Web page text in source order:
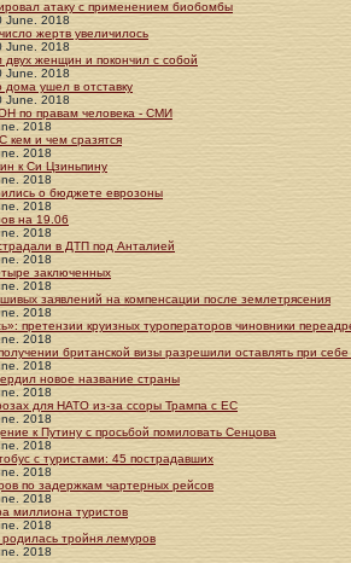
атаку с применением биобомбы
June. 2018
жертв увеличилось
June. 2018
женщин и покончил с собой
June. 2018
дома ушел в отставку
June. 2018
по правам человека - СМИ
2018
кем и чем сразятся
2018
к Си Цзиньпину
2018
о бюджете еврозоны
2018
на 19.06
2018
в ДТП под Анталией
2018
заключенных
2018
заявлений на компенсации после землетрясения
2018
претензии круизных туроператоров чиновники
2018
британской визы разрешили оставлять при себе
2018
новое название страны
2018
для НАТО из-за ссоры Трампа с ЕС
2018
к Путину с просьбой помиловать Сенцова
2018
с туристами: 45 пострадавших
2018
по задержкам чартерных рейсов
2018
миллиона туристов
2018
тройня лемуров
2018